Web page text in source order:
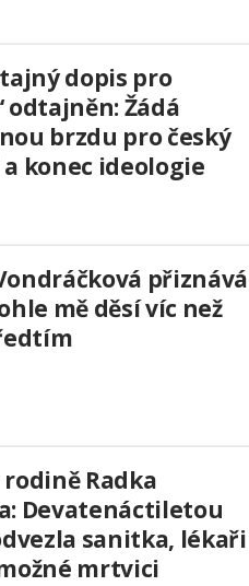
dopis pro
odtajněn: Žádá
brzdu pro český
konec ideologie
přiznává
mě děsí víc než
rodině Radka
Devatenáctiletou
sanitka, lékaři
mrtvici